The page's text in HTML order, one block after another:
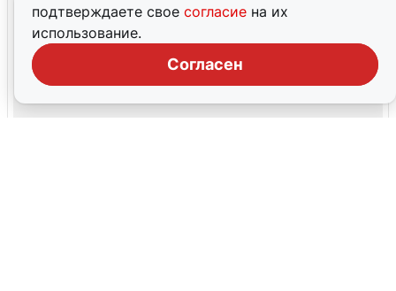
подтверждаете свое согласие на их
использование.
Согласен